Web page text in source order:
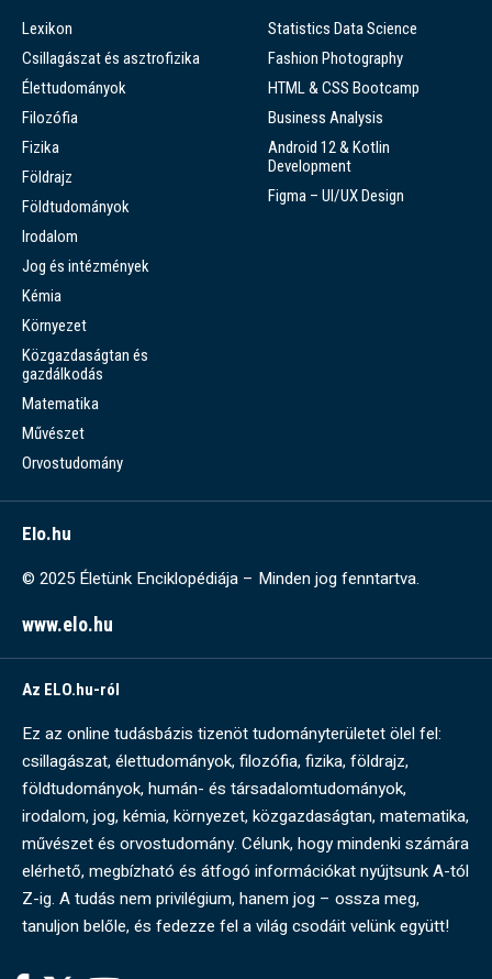
Lexikon
Csillagászat és asztrofizika
Élettudományok
Filozófia
Fizika
Földrajz
Földtudományok
Irodalom
Jog és intézmények
Kémia
Környezet
Közgazdaságtan és
gazdálkodás
Matematika
Művészet
Orvostudomány
Statistics Data Science
Fashion Photography
HTML & CSS Bootcamp
Business Analysis
Android 12 & Kotlin
Development
Figma – UI/UX Design
Elo.hu
© 2025 Életünk Enciklopédiája – Minden jog fenntartva.
www.elo.hu
Az ELO.hu-ról
Ez az online tudásbázis tizenöt tudományterületet ölel fel:
csillagászat, élettudományok, filozófia, fizika, földrajz,
földtudományok, humán- és társadalomtudományok,
irodalom, jog, kémia, környezet, közgazdaságtan, matematika,
művészet és orvostudomány. Célunk, hogy mindenki számára
elérhető, megbízható és átfogó információkat nyújtsunk A-tól
Z-ig. A tudás nem privilégium, hanem jog – ossza meg,
tanuljon belőle, és fedezze fel a világ csodáit velünk együtt!